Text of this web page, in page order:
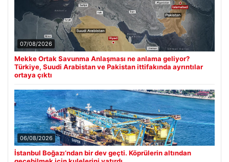
07/08/2026
Mekke Ortak Savunma Anlaşması ne anlama geliyor?
Türkiye, Suudi Arabistan ve Pakistan ittifakında ayrıntılar
ortaya çıktı
06/08/2026
İstanbul Boğazı’ndan bir dev geçti. Köprülerin altından